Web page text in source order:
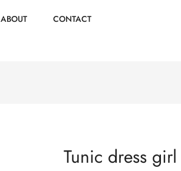
ABOUT CONTACT
Tunic dress